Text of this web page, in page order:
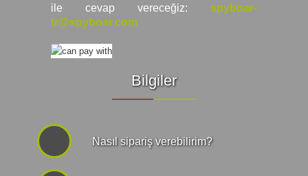
ile cevap vereceğiz:
spyboar-
tr@spyboar.com
Bilgiler
Nasıl sipariş verebilirim?